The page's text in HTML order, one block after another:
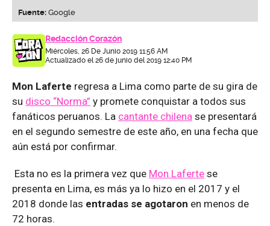
Fuente: Google
Redacción Corazón
Miércoles, 26 De Junio 2019 11:56 AM
Actualizado el 26 de junio del 2019 12:40 PM
Mon Laferte regresa a Lima como parte de su gira de
su disco “Norma” y promete conquistar a todos sus
fanáticos peruanos. La cantante chilena se presentará
en el segundo semestre de este año, en una fecha que
aún está por confirmar.
Esta no es la primera vez que Mon Laferte se
presenta en Lima, es más ya lo hizo en el 2017 y el
2018 donde las entradas se agotaron en menos de
72 horas.